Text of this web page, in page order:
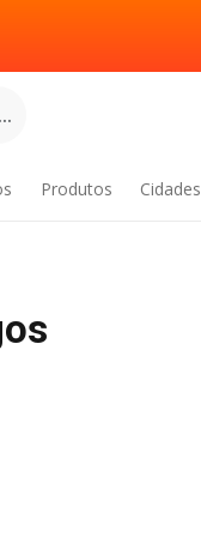
Produtos Cidades